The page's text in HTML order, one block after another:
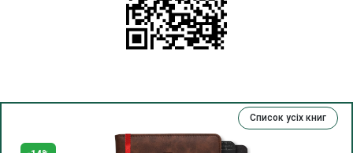
(11) Радуйся в серці своєму.
(12) Твоя істина.
(16) Багаті, талановиті й праведні.
Список усіх книг